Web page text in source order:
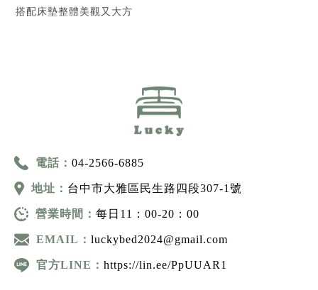
搭配床墊整體美觀又大方
電話： 04-2566-6885
地址： 台中市大雅區民生路四段307-1號
營業時間： 每日11：00-20：00
EMAIL： luckybed2024@gmail.com
官方LINE： https://lin.ee/PpUUAR1